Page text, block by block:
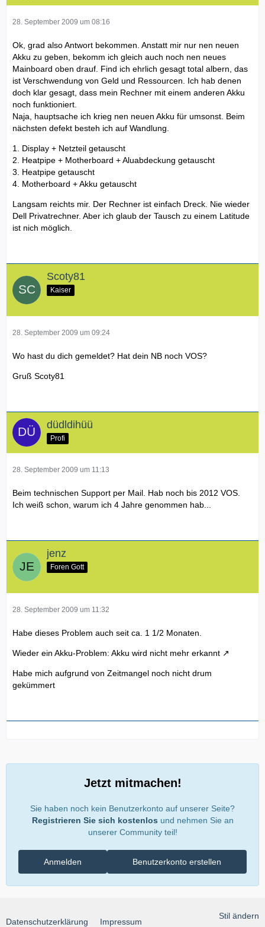
28. September 2009 um 08:16
Ok, grad also Antwort bekommen. Anstatt mir nur nen neuen
Akku zu geben, bekomm ich gleich auch noch nen neues
Mainboard oben drauf. Find ich ehrlich gesagt total albern, das
ist Verschwendung von Geld und Ressourcen. Ich hab denen
doch klar gesagt, dass mein Rechner mit einem anderen Akku
noch funktioniert.
Naja, hauptsache ich krieg nen neuen Akku für umsonst. Beim
nächsten defekt besteh ich auf Wandlung.
1. Display + Netzteil getauscht
2. Heatpipe + Motherboard + Aluabdeckung getauscht
3. Heatpipe getauscht
4. Motherboard + Akku getauscht
Langsam reichts mir. Der Rechner ist einfach Dreck. Nie wieder
Dell Privatrechner. Aber ich glaub der Tausch zu einem Latitude
ist nich möglich.
Scoty81
Kaiser
28. September 2009 um 09:24
Wo hast du dich gemeldet? Hat dein NB noch VOS?
Gruß Scoty81
düdldihüü
Profi
28. September 2009 um 11:13
Beim technischen Support per Mail. Hab noch bis 2012 VOS.
Ich weiß schon, warum ich 4 Jahre genommen hab...
jenz
Foren Gott
28. September 2009 um 11:32
Habe dieses Problem auch seit ca. 1 1/2 Monaten.
Wieder ein Akku-Problem: Akku wird nicht mehr erkannt
Habe mich aufgrund von Zeitmangel noch nicht drum
gekümmert
Jetzt mitmachen!
Sie haben noch kein Benutzerkonto auf unserer Seite?
Registrieren Sie sich kostenlos und nehmen Sie an
unserer Community teil!
Benutzerkonto erstellen
Anmelden
Stil ändern
Datenschutzerklärung Impressum